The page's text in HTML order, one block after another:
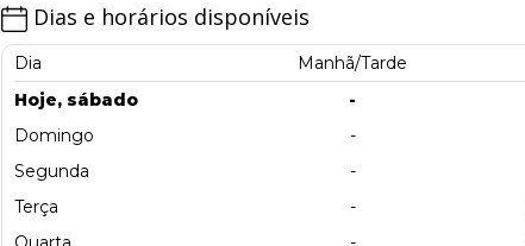
Dias e horários disponíveis
Dia Manhã/Tarde
Hoje, sábado
-
Domingo
-
Segunda
-
Terça
-